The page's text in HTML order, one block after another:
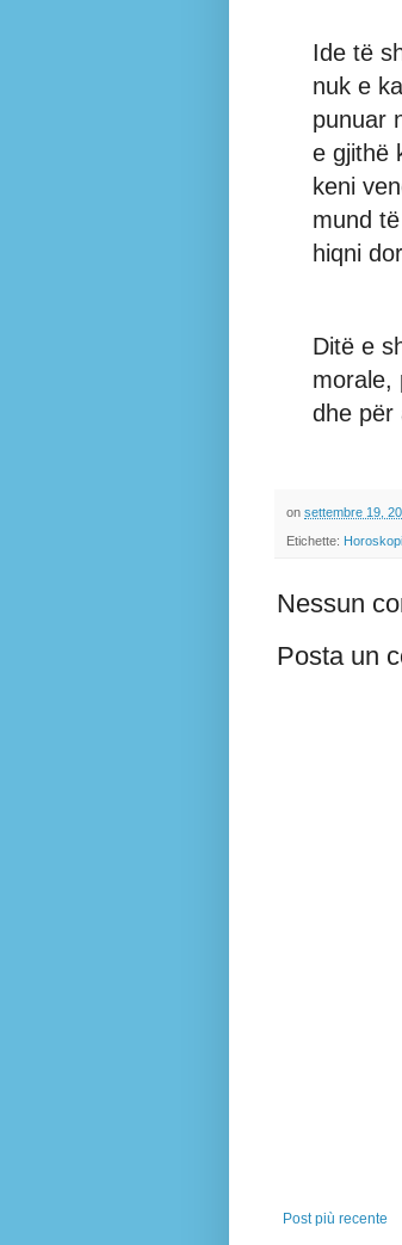
Ide të
nuk e
punuar
e gjithë
keni
mund
hiqni
Ditë e
morale,
dhe për
on settembre 19,
Etichette: Horoskopi
Nessun
Posta un
Post più recente